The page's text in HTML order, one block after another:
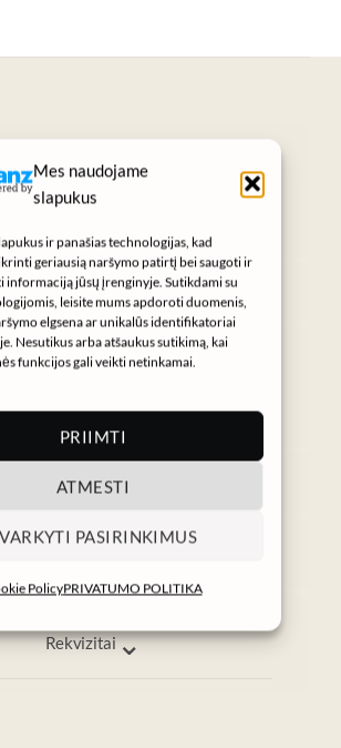
Mes naudojame
slapukus
ir panašias technologijas, kad
geriausią naršymo patirtį bei saugoti ir
informaciją jūsų įrenginyje. Sutikdami su
leisite mums apdoroti duomenis,
elgsena ar unikalūs identifikatoriai
Nesutikus arba atšaukus sutikimą, kai
funkcijos gali veikti netinkamai.
PRIIMTI
ATMESTI
PASIRINKIMUS
PolicyPRIVATUMO POLITIKA
KASDIENIAMS GROŽIO
RITUALAMS
Instagram
NURA naujienas
Informacija⌄
Rekvizitai⌄